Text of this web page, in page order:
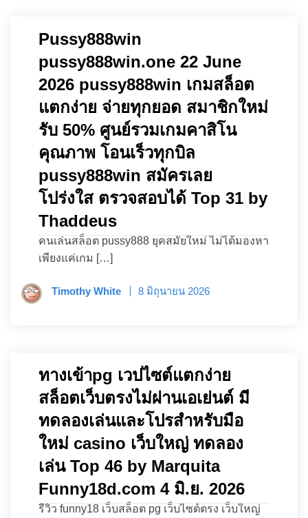
Pussy888win
pussy888win.one 22 June
2026 pussy888win เกมสล็อต
แตกง่าย จ่ายทุกยอด สมาชิกใหม่
รับ 50% ศูนย์รวมเกมคาสิโน
คุณภาพ โอนเร็วทุกบิล
pussy888win สมัครเลย
โปร่งใส ตรวจสอบได้ Top 31 by
Thaddeus
คนเล่นสล็อต pussy888 ยุคสมัยใหม่ ไม่ได้มองหา
เพียงแค่เกม […]
Timothy White 8 มิถุนายน 2026
ทางเข้าpg เวปไซต์แตกง่าย
สล็อตเว็บตรงไม่ผ่านเอเย่นต์ มี
ทดลองเล่นและโปรสำหรับมือ
ใหม่ casino เว็บใหญ่ ทดลอง
เล่น Top 46 by Marquita
Funny18d.com 4 มิ.ย. 2026
รีวิว funny18 เว็บสล็อต pg เว็บไซต์ตรง เว็บใหญ่